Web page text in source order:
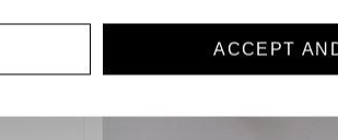
ACCEPT